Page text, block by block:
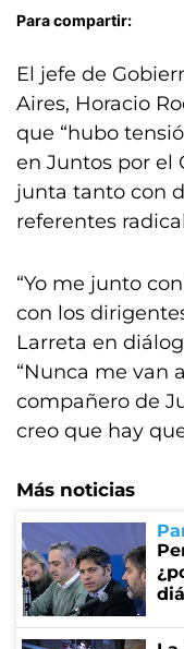
Para compartir:
El jefe de
Aires, Horacio
que “hubo
en Juntos por el
junta tanto con
referentes
“Yo me junto
con los
Larreta en
“Nunca me van
compañero de
creo que hay
Más noticias